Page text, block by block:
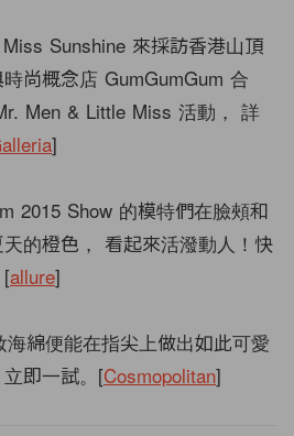
Sunshine 來採訪香港山頂
尚概念店 GumGumGum 合
Men & Little Miss 活動， 詳
]
2015 Show 的模特們在臉頰和
的橙色， 看起來活潑動人！快
[allure]
綿便能在指尖上做出如此可愛
即一試。[Cosmopolitan]